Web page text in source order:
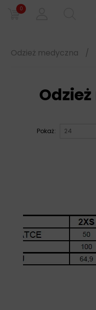
0
Odzież medyczna /
Pokaż: